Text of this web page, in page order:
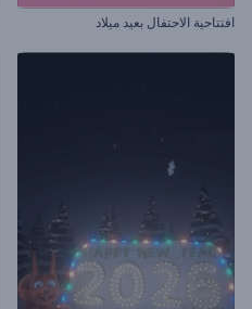
افتتاحية الاحتفال بعيد ميلاد